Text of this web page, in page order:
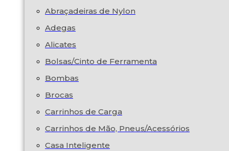
Abraçadeiras de Nylon
Adegas
Alicates
Bolsas/Cinto de Ferramenta
Bombas
Brocas
Carrinhos de Carga
Carrinhos de Mão, Pneus/Acessórios
Casa Inteligente